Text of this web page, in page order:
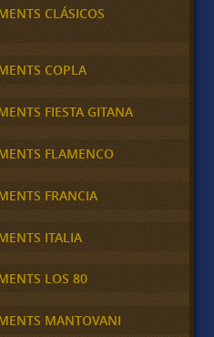
CLÁSICOS
COPLA
FIESTA GITANA
FLAMENCO
FRANCIA
ITALIA
LOS 80
MANTOVANI